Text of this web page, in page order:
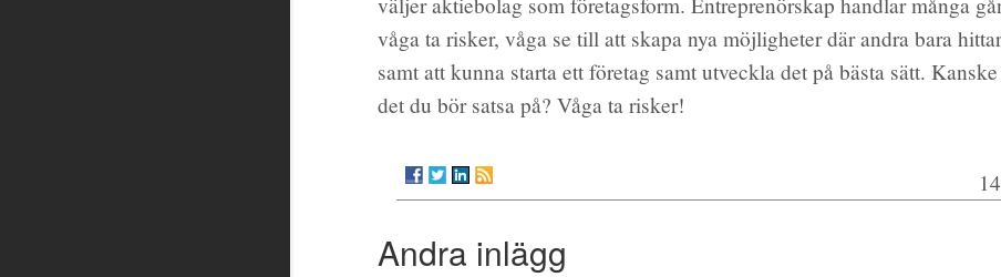
våga ta risker, våga se till att skapa nya möjligheter där andra bara
samt att kunna starta ett företag samt utveckla det på bästa sätt.
det du bör satsa på? Våga ta risker!
Andra inlägg